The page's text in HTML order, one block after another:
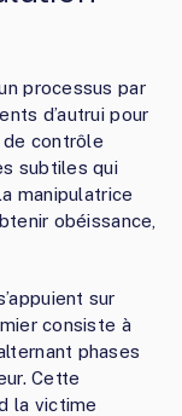
processus par
d’autrui pour
contrôle
subtiles qui
manipulatrice
obéissance,
sur
consiste à
phases
Cette
la victime